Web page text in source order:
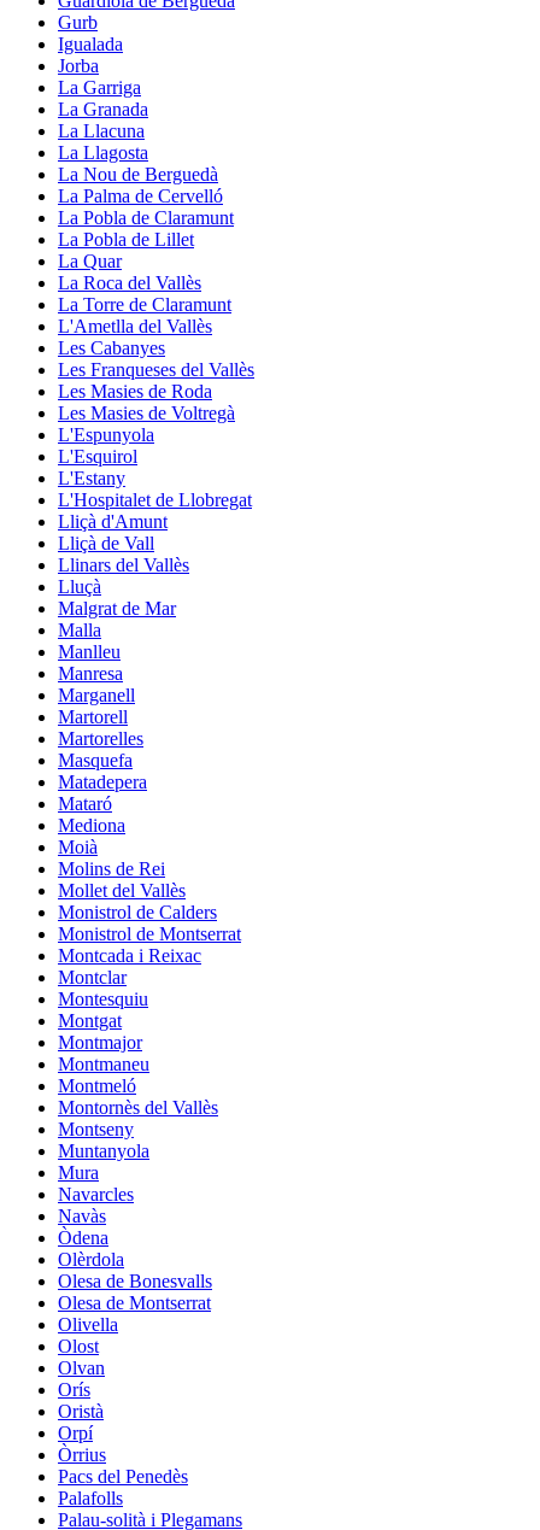
Gurb
Igualada
Jorba
La Garriga
La Granada
La Llacuna
La Llagosta
La Nou de Berguedà
La Palma de Cervelló
La Pobla de Claramunt
La Pobla de Lillet
La Quar
La Roca del Vallès
La Torre de Claramunt
L'Ametlla del Vallès
Les Cabanyes
Les Franqueses del Vallès
Les Masies de Roda
Les Masies de Voltregà
L'Espunyola
L'Esquirol
L'Estany
L'Hospitalet de Llobregat
Lliçà d'Amunt
Lliçà de Vall
Llinars del Vallès
Lluçà
Malgrat de Mar
Malla
Manlleu
Manresa
Marganell
Martorell
Martorelles
Masquefa
Matadepera
Mataró
Mediona
Moià
Molins de Rei
Mollet del Vallès
Monistrol de Calders
Monistrol de Montserrat
Montcada i Reixac
Montclar
Montesquiu
Montgat
Montmajor
Montmaneu
Montmeló
Montornès del Vallès
Montseny
Muntanyola
Mura
Navarcles
Navàs
Òdena
Olèrdola
Olesa de Bonesvalls
Olesa de Montserrat
Olivella
Olost
Olvan
Orís
Oristà
Orpí
Òrrius
Pacs del Penedès
Palafolls
Palau-solità i Plegamans